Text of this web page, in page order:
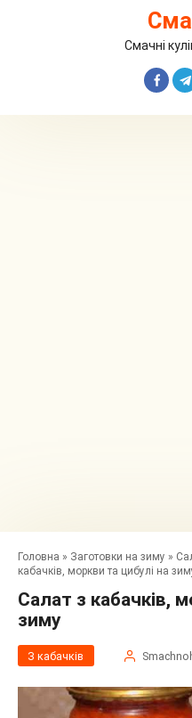
Смачні
Головна » Заготовки на зиму »
кабачків, моркви та цибулі на
Салат з кабачків, моркви та цибулі на
зиму
З кабачків